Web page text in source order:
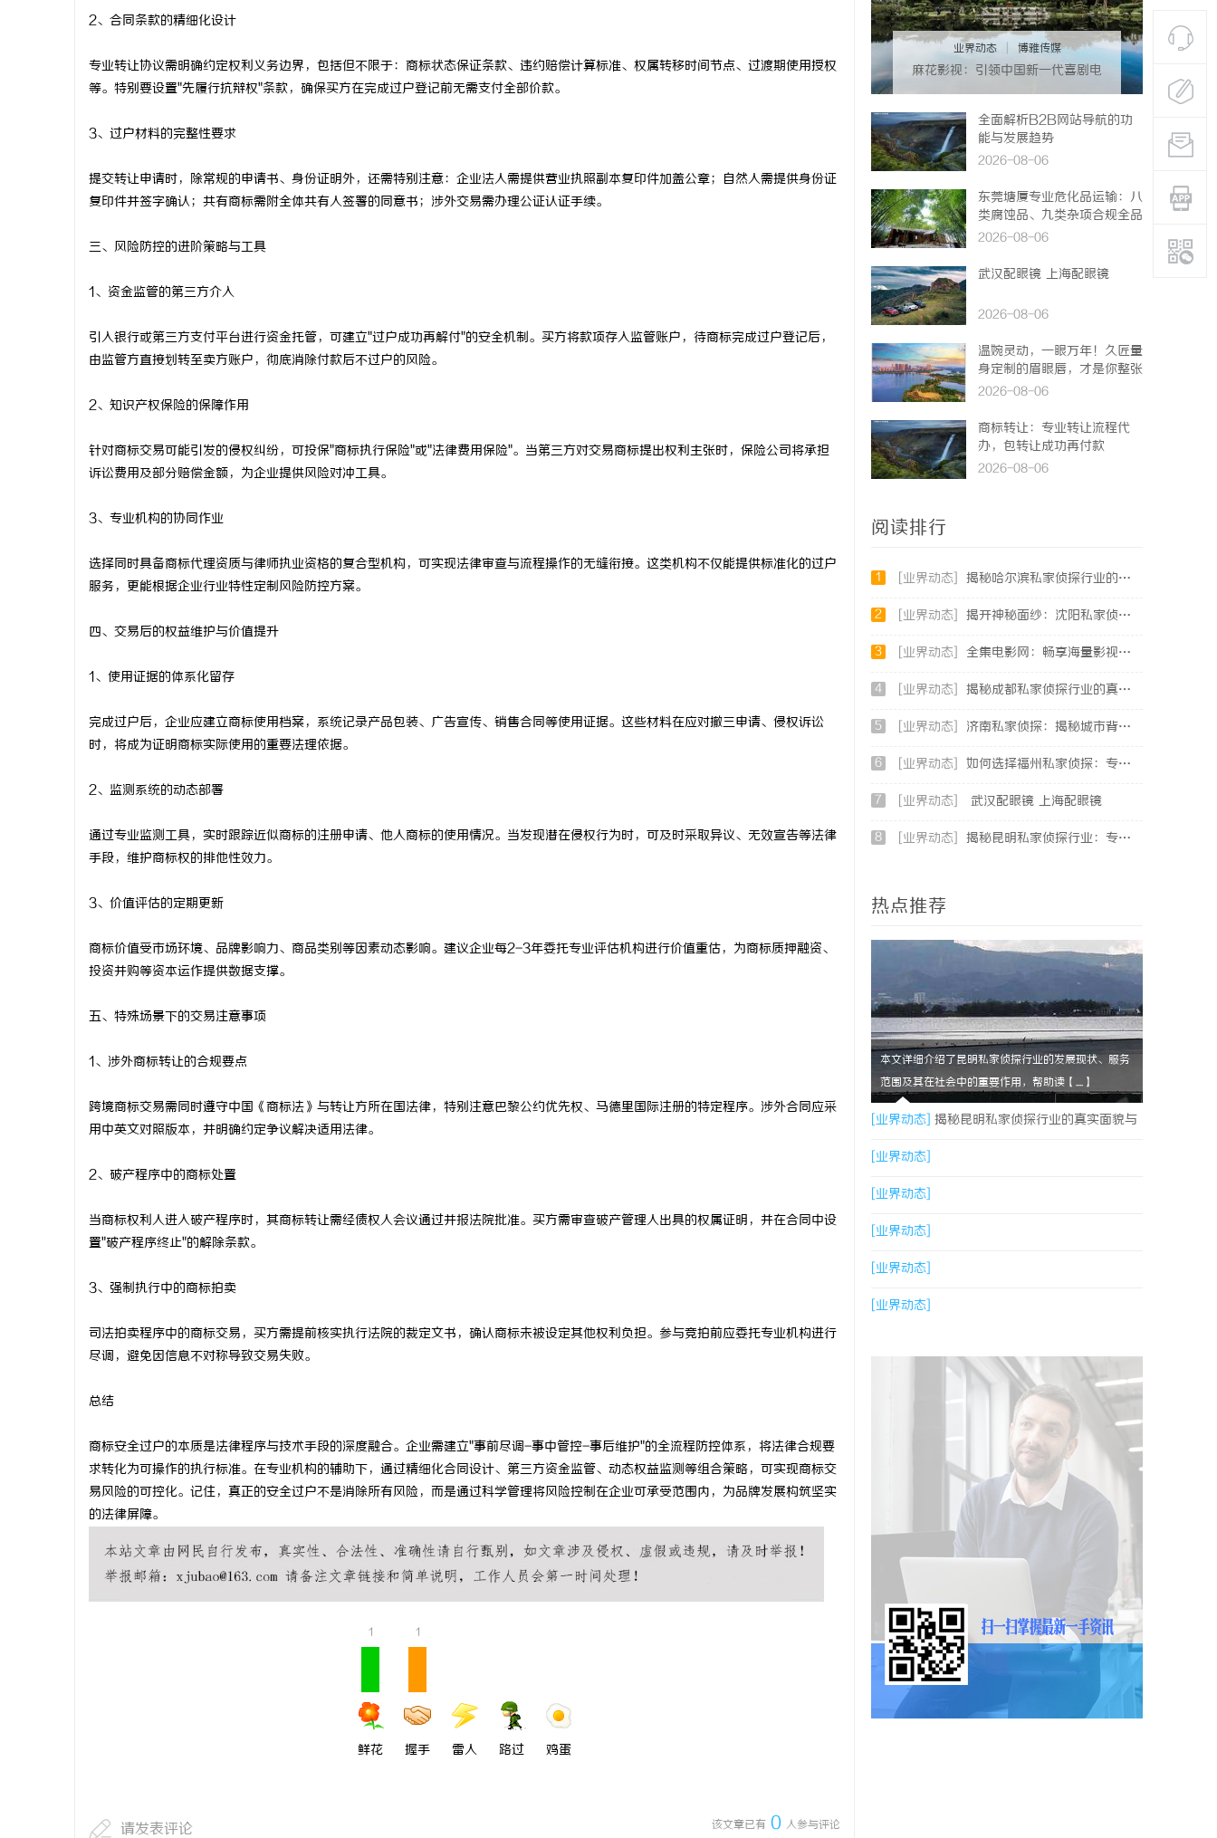
2、合同条款的精细化设计
专业转让协议需明确约定权利义务边界，包括但不限于：商标状态保证条款、违约赔偿计算标准、权属转移时间节点、过渡期使用授权
等。特别要设置"先履行抗辩权"条款，确保买方在完成过户登记前无需支付全部价款。
3、过户材料的完整性要求
提交转让申请时，除常规的申请书、身份证明外，还需特别注意：企业法人需提供营业执照副本复印件加盖公章；自然人需提供身份证
复印件并签字确认；共有商标需附全体共有人签署的同意书；涉外交易需办理公证认证手续。
三、风险防控的进阶策略与工具
1、资金监管的第三方介入
引入银行或第三方支付平台进行资金托管，可建立"过户成功再解付"的安全机制。买方将款项存入监管账户，待商标完成过户登记后，
由监管方直接划转至卖方账户，彻底消除付款后不过户的风险。
2、知识产权保险的保障作用
针对商标交易可能引发的侵权纠纷，可投保"商标执行保险"或"法律费用保险"。当第三方对交易商标提出权利主张时，保险公司将承担
诉讼费用及部分赔偿金额，为企业提供风险对冲工具。
3、专业机构的协同作业
选择同时具备商标代理资质与律师执业资格的复合型机构，可实现法律审查与流程操作的无缝衔接。这类机构不仅能提供标准化的过户
服务，更能根据企业行业特性定制风险防控方案。
四、交易后的权益维护与价值提升
1、使用证据的体系化留存
完成过户后，企业应建立商标使用档案，系统记录产品包装、广告宣传、销售合同等使用证据。这些材料在应对撤三申请、侵权诉讼
时，将成为证明商标实际使用的重要法理依据。
2、监测系统的动态部署
通过专业监测工具，实时跟踪近似商标的注册申请、他人商标的使用情况。当发现潜在侵权行为时，可及时采取异议、无效宣告等法律
手段，维护商标权的排他性效力。
3、价值评估的定期更新
商标价值受市场环境、品牌影响力、商品类别等因素动态影响。建议企业每2-3年委托专业评估机构进行价值重估，为商标质押融资、
投资并购等资本运作提供数据支撑。
五、特殊场景下的交易注意事项
1、涉外商标转让的合规要点
跨境商标交易需同时遵守中国《商标法》与转让方所在国法律，特别注意巴黎公约优先权、马德里国际注册的特定程序。涉外合同应采
用中英文对照版本，并明确约定争议解决适用法律。
2、破产程序中的商标处置
当商标权利人进入破产程序时，其商标转让需经债权人会议通过并报法院批准。买方需审查破产管理人出具的权属证明，并在合同中设
置"破产程序终止"的解除条款。
3、强制执行中的商标拍卖
司法拍卖程序中的商标交易，买方需提前核实执行法院的裁定文书，确认商标未被设定其他权利负担。参与竞拍前应委托专业机构进行
尽调，避免因信息不对称导致交易失败。
总结
商标安全过户的本质是法律程序与技术手段的深度融合。企业需建立"事前尽调-事中管控-事后维护"的全流程防控体系，将法律合规要
求转化为可操作的执行标准。在专业机构的辅助下，通过精细化合同设计、第三方资金监管、动态权益监测等组合策略，可实现商标交
易风险的可控化。记住，真正的安全过户不是消除所有风险，而是通过科学管理将风险控制在企业可承受范围内，为品牌发展构筑坚实
的法律屏障。
1
鲜花
1
握手 雷人 路过 鸡蛋
该文章已有 0 人参与评论
请发表评论
业界动态 博雅传媒
麻花影视：引领中国新一代喜剧电
全面解析B2B网站导航的功
能与发展趋势
2026-08-06
东莞塘厦专业危化品运输：八
类腐蚀品、九类杂项合规全品
类承运解决方案
2026-08-06
武汉配眼镜 上海配眼镜
2026-08-06
温婉灵动，一眼万年！久匠量
身定制的眉眼唇，才是你整张
脸的点睛之笔！淡颜系女生的
2026-08-06
商标转让：专业转让流程代
办，包转让成功再付款
2026-08-06
阅读排行
1 [业界动态] 揭秘哈尔滨私家侦探行业的现状与发展趋势
2 [业界动态] 揭开神秘面纱：沈阳私家侦探行业的现状与发展
3 [业界动态] 全集电影网：畅享海量影视资源的理想平台
4 [业界动态] 揭秘成都私家侦探行业的真实面貌与专业服务
5 [业界动态] 济南私家侦探：揭秘城市背后的专业侦查力量
6 [业界动态] 如何选择福州私家侦探：专业服务与实用指南详解
7 [业界动态] 武汉配眼镜 上海配眼镜
8 [业界动态] 揭秘昆明私家侦探行业：专业服务与实际案例分析
热点推荐
本文详细介绍了昆明私家侦探行业的发展现状、服务
范围及其在社会中的重要作用，帮助读【....】
[业界动态] 揭秘昆明私家侦探行业的真实面貌与
服务价值
[业界动态]
[业界动态]
[业界动态]
[业界动态]
[业界动态]